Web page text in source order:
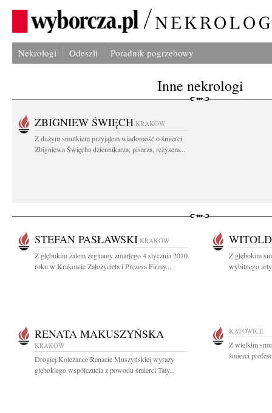
Nekrologi Odeszli Poradnik pogrzebowy
Inne nekrologi
ZBIGNIEW ŚWIĘCH KRAKÓW
Z dużym smutkiem przyjąłem wiadomość o śmierci
Zbigniewa Święcha dziennikarza, pisarza, reżysera...
STEFAN PASŁAWSKI KRAKÓW
Z głębokim żalem żegnamy zmarłego 4 stycznia 2010
roku w Krakowie Założyciela i Prezesa Firmy...
Z głębokim
wybitnego
RENATA MAKUSZYŃSKA
KRAKÓW
Drogiej Koleżance Renacie Muszyńskiej wyrazy
głębokiego współczucia z powodu śmierci Taty...
KATOWICE
Z wielkim
śmierci